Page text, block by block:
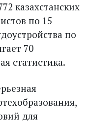
казахстанских
по 15
по
70
статистика.
для